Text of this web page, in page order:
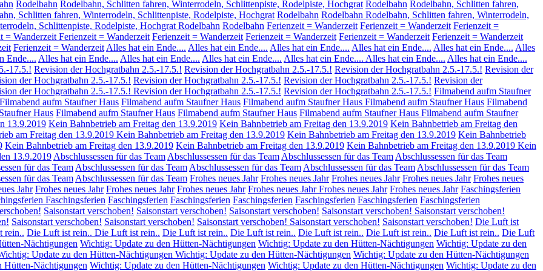
Rodelbahn Rodelbahn, Schlitten fahren, Winterrodeln, Schlittenpiste, Rodelpiste, Hochgrat Rodelbahn Rodelbahn, Schlitten fahren,
Schlitten fahren, Winterrodeln, Schlittenpiste, Rodelpiste, Hochgrat Rodelbahn Rodelbahn Rodelbahn, Schlitten fahren, Winterrodeln,
Schlittenpiste, Rodelpiste, Hochgrat Rodelbahn Rodelbahn Ferienzeit = Wanderzeit Ferienzeit = Wanderzeit Ferienzeit =
= Wanderzeit Ferienzeit = Wanderzeit Ferienzeit = Wanderzeit Ferienzeit = Wanderzeit Ferienzeit = Wanderzeit Ferienzeit = Wanderzeit
Ferienzeit = Wanderzeit Alles hat ein Ende.... Alles hat ein Ende.... Alles hat ein Ende.... Alles hat ein Ende.... Alles hat ein Ende.... Alles
Ende.... Alles hat ein Ende.... Alles hat ein Ende.... Alles hat ein Ende.... Alles hat ein Ende.... Alles hat ein Ende.... Alles hat ein Ende....
17.5.! Revision der Hochgratbahn 2.5.-17.5.! Revision der Hochgratbahn 2.5.-17.5.! Revision der Hochgratbahn 2.5.-17.5.! Revision der
der Hochgratbahn 2.5.-17.5.! Revision der Hochgratbahn 2.5.-17.5.! Revision der Hochgratbahn 2.5.-17.5.! Revision der
der Hochgratbahn 2.5.-17.5.! Revision der Hochgratbahn 2.5.-17.5.! Revision der Hochgratbahn 2.5.-17.5.! Filmabend aufm Staufner
Filmabend aufm Staufner Haus Filmabend aufm Staufner Haus Filmabend aufm Staufner Haus Filmabend aufm Staufner Haus Filmabend
Haus Filmabend aufm Staufner Haus Filmabend aufm Staufner Haus Filmabend aufm Staufner Haus Filmabend aufm Staufner
13.9.2019 Kein Bahnbetrieb am Freitag den 13.9.2019 Kein Bahnbetrieb am Freitag den 13.9.2019 Kein Bahnbetrieb am Freitag den
am Freitag den 13.9.2019 Kein Bahnbetrieb am Freitag den 13.9.2019 Kein Bahnbetrieb am Freitag den 13.9.2019 Kein Bahnbetrieb
Kein Bahnbetrieb am Freitag den 13.9.2019 Kein Bahnbetrieb am Freitag den 13.9.2019 Kein Bahnbetrieb am Freitag den 13.9.2019 Kein
13.9.2019 Abschlussessen für das Team Abschlussessen für das Team Abschlussessen für das Team Abschlussessen für das Team
für das Team Abschlussessen für das Team Abschlussessen für das Team Abschlussessen für das Team Abschlussessen für das Team
für das Team Abschlussessen für das Team Frohes neues Jahr Frohes neues Jahr Frohes neues Jahr Frohes neues Jahr Frohes neues
Jahr Frohes neues Jahr Frohes neues Jahr Frohes neues Jahr Frohes neues JahrFrohes neues Jahr Frohes neues Jahr Faschingsferien
Faschingsferien Faschingsferien Faschingsferien Faschingsferien Faschingsferien Faschingsferien Faschingsferien
Saisonstart verschoben! Saisonstart verschoben! Saisonstart verschoben! Saisonstart verschoben! Saisonstart verschoben!
Saisonstart verschoben! Saisonstart verschoben! Saisonstart verschoben! Saisonstart verschoben! Saisonstart verschoben! Die Luft ist
rein.. Die Luft ist rein.. Die Luft ist rein.. Die Luft ist rein.. Die Luft ist rein.. Die Luft ist rein.. Die Luft ist rein.. Die Luft ist rein.. Die Luft
Nächtigungen Wichtig: Update zu den Hütten-Nächtigungen Wichtig: Update zu den Hütten-Nächtigungen Wichtig: Update zu den
Update zu den Hütten-Nächtigungen Wichtig: Update zu den Hütten-Nächtigungen Wichtig: Update zu den Hütten-Nächtigungen
Hütten-Nächtigungen Wichtig: Update zu den Hütten-Nächtigungen Wichtig: Update zu den Hütten-Nächtigungen Wichtig: Update zu den